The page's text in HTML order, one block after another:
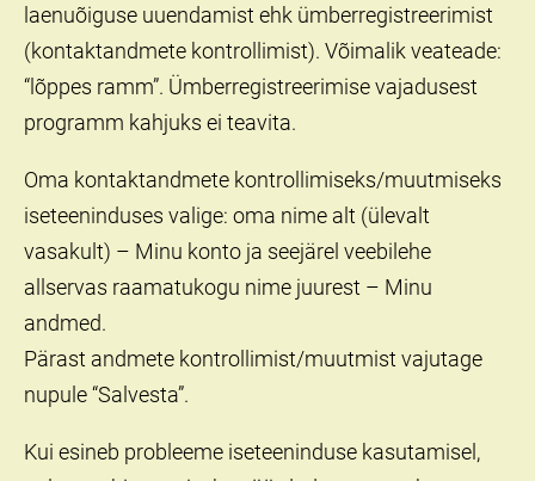
laenuõiguse uuendamist ehk ümberregistreerimist
(kontaktandmete kontrollimist). Võimalik veateade:
“lõppes ramm”. Ümberregistreerimise vajadusest
programm kahjuks ei teavita.
Oma kontaktandmete kontrollimiseks/muutmiseks
iseteeninduses valige: oma nime alt (ülevalt
vasakult) – Minu konto ja seejärel veebilehe
allservas raamatukogu nime juurest – Minu
andmed.
Pärast andmete kontrollimist/muutmist vajutage
nupule “Salvesta”.
Kui esineb probleeme iseteeninduse kasutamisel,